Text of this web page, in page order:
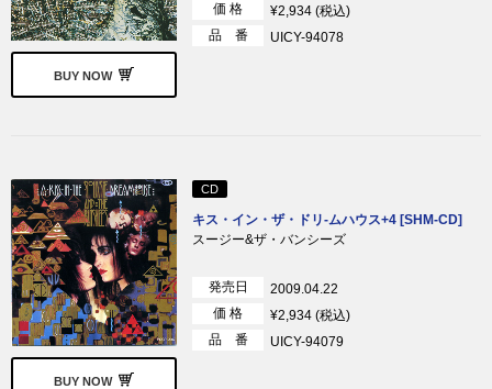
BUY NOW
価 格
¥2,934 (税込)
品 番
UICY-94078
BUY NOW
CD
キス・イン・ザ・ドリ-ムハウス+4 [SHM-CD]
スージー&ザ・バンシーズ
発売日
2009.04.22
価 格
¥2,934 (税込)
品 番
UICY-94079